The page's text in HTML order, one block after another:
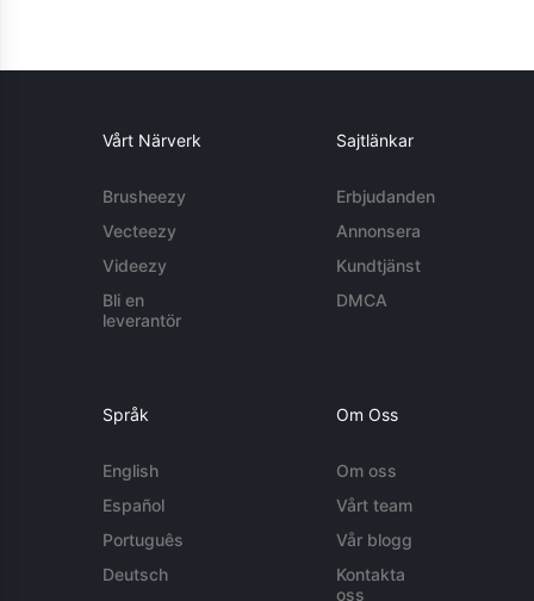
Vårt Närverk
Brusheezy
Vecteezy
Videezy
Bli en
leverantör
Sajtlänkar
Erbjudanden
Annonsera
Kundtjänst
DMCA
Språk
English
Español
Português
Deutsch
Om Oss
Om oss
Vårt team
Vår blogg
Kontakta
oss